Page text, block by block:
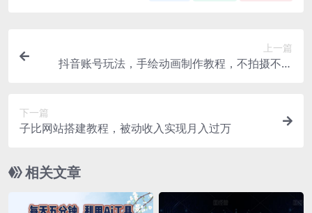
上一篇
抖音账号玩法，手绘动画制作教程，不拍摄不露
下一篇
子比网站搭建教程，被动收入实现月入过万
相关文章